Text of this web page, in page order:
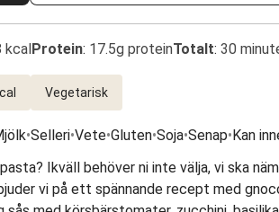
kcalProtein: 17.5g proteinTotalt: 30
Vegetarisk
•Selleri•Vete•Gluten•Soja•Senap•Kan
Ikväll behöver ni inte välja, vi ska
vi på ett spännande recept med